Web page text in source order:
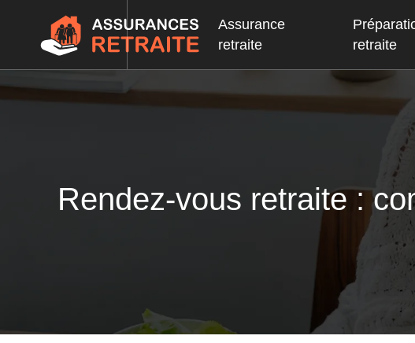
Assurance
retraite
retraite
Rendez-vous retraite :